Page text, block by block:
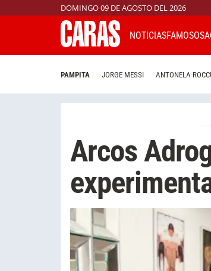
DOMINGO 09 DE AGOSTO DEL 2026
NOTICIASFAMOSOS
PAMPITA JORGE MESSI ANTONELA
Arcos